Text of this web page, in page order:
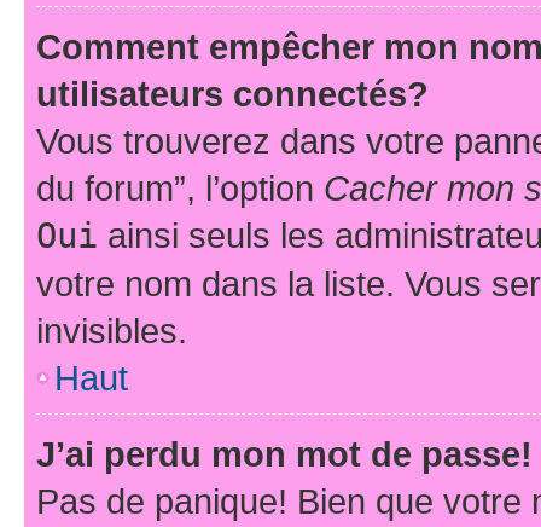
Comment empêcher mon
utilisateurs connectés?
Vous trouverez dans votre
du forum”, l’option Cacher mon
Oui ainsi seuls les
votre nom dans la liste. Vous
invisibles.
Haut
J’ai perdu mon mot de passe!
Pas de panique! Bien que